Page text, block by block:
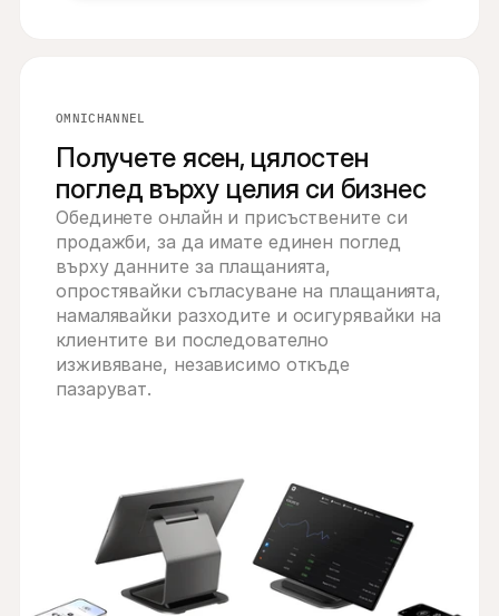
OMNICHANNEL
Получете ясен, цялостен
поглед върху целия си бизнес
Обединете онлайн и присъствените си
продажби, за да имате единен поглед
върху данните за плащанията,
опростявайки съгласуване на плащанията,
намалявайки разходите и осигурявайки на
клиентите ви последователно
изживяване, независимо откъде
пазаруват.